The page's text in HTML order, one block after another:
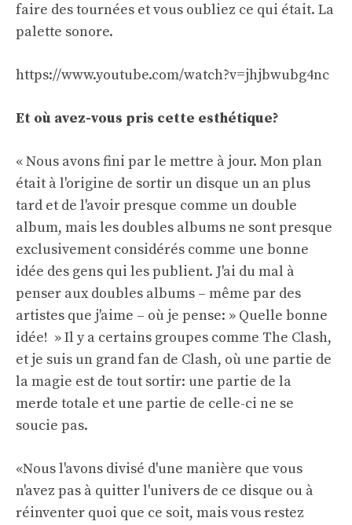
faire des tournées et vous oubliez ce qui était. La
palette sonore.
https://www.youtube.com/watch?v=jhjbwubg4nc
Et où avez-vous pris cette esthétique?
« Nous avons fini par le mettre à jour. Mon plan
était à l'origine de sortir un disque un an plus
tard et de l'avoir presque comme un double
album, mais les doubles albums ne sont presque
exclusivement considérés comme une bonne
idée des gens qui les publient. J'ai du mal à
penser aux doubles albums – même par des
artistes que j'aime – où je pense: » Quelle bonne
idée! » Il y a certains groupes comme The Clash,
et je suis un grand fan de Clash, où une partie de
la magie est de tout sortir: une partie de la
merde totale et une partie de celle-ci ne se
soucie pas.
«Nous l'avons divisé d'une manière que vous
n'avez pas à quitter l'univers de ce disque ou à
réinventer quoi que ce soit, mais vous restez